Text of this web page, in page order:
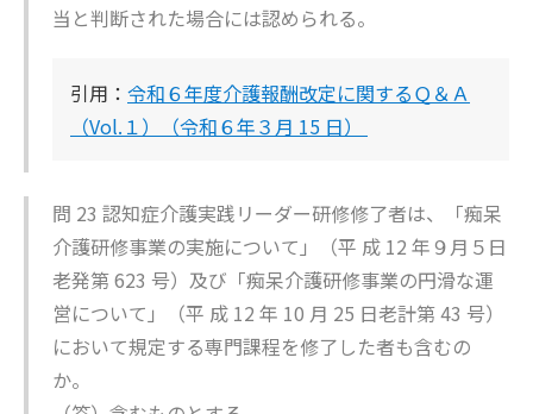
当と判断された場合には認められる。
引用： 令和６年度介護報酬改定に関するＱ＆Ａ
（Vol.１）（令和６年３月 15 日）
問 23 認知症介護実践リーダー研修修了者は、「痴呆
介護研修事業の実施について」（平 成 12 年９月５日
老発第 623 号）及び「痴呆介護研修事業の円滑な運
営について」（平 成 12 年 10 月 25 日老計第 43 号）
において規定する専門課程を修了した者も含むの
か。